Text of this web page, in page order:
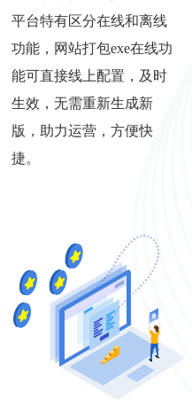
平台特有区分在线和离线
功能，网站打包exe在线功
能可直接线上配置，及时
生效，无需重新生成新
版，助力运营，方便快
捷。